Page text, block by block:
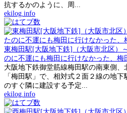
抗するかのように、周...
ekilog.info
東梅田駅[大阪地下鉄]（大阪市北区）
のに不運にも梅田に行けなかった、梅
大阪地下鉄御堂筋線梅田駅の南東側
「梅田駅」で、相対式２面２線の地
のすぐ隣に建設する予定...
ekilog.info